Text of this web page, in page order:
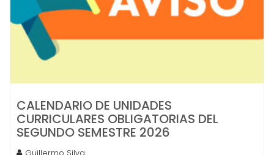
CALENDARIO DE UNIDADES
CURRICULARES OBLIGATORIAS DEL
SEGUNDO SEMESTRE 2026